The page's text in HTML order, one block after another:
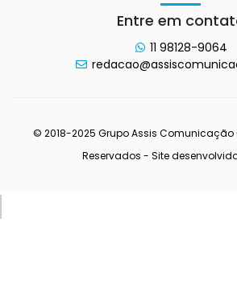
Entre em
11 98128-9064
© 2018-2025 Grupo Assis Comunicação
Reservados - Site